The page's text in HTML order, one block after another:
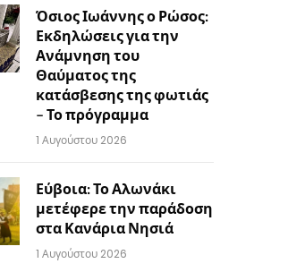
Όσιος Ιωάννης ο Ρώσος:
Εκδηλώσεις για την
Ανάμνηση του
Θαύματος της
κατάσβεσης της φωτιάς
– Το πρόγραμμα
1 Αυγούστου 2026
Εύβοια: Το Αλωνάκι
μετέφερε την παράδοση
στα Κανάρια Νησιά
1 Αυγούστου 2026